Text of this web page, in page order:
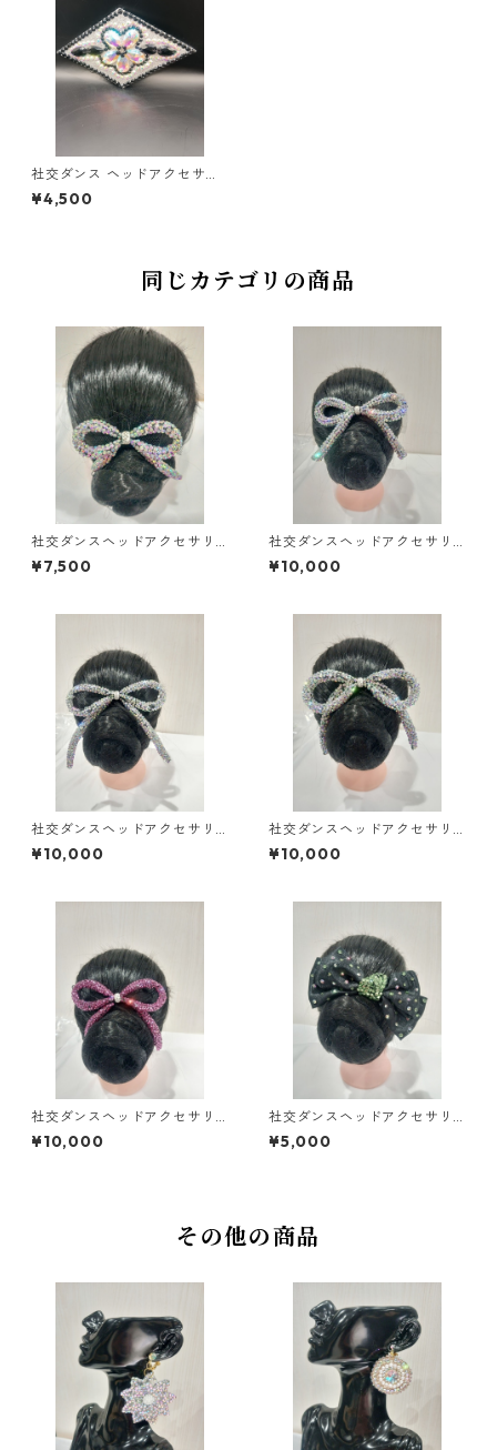
社交ダンス ヘッドアクセサリ
ーHA-4ダンスアクセサリー ベ
リーダンス ブライダル アクセ
¥4,500
同じカテゴリの商品
社交ダンスヘッドアクセサリ
ーHA-62小ダンスアクセサリ
ーベリーダンスブライダルア
¥7,500
社交ダンスヘッドアクセサリ
ーHA-54中ダンスアクセサリ
ーベリーダンスブライダルア
¥10,000
社交ダンスヘッドアクセサリ
ーHA-61大ダンスアクセサリー
ベリーダンスブライダルアク
¥10,000
社交ダンスヘッドアクセサリ
ーHA-47大ダンスアクセサリ
ーベリーダンスブライダルア
¥10,000
社交ダンスヘッドアクセサリ
ーHA-52ダンスアクセサリー
ベリーダンスブライダルアク
¥10,000
社交ダンスヘッドアクセサリ
ーHA-75ミントグリーンダン
スアクセサリーベリーダンス
¥5,000
その他の商品